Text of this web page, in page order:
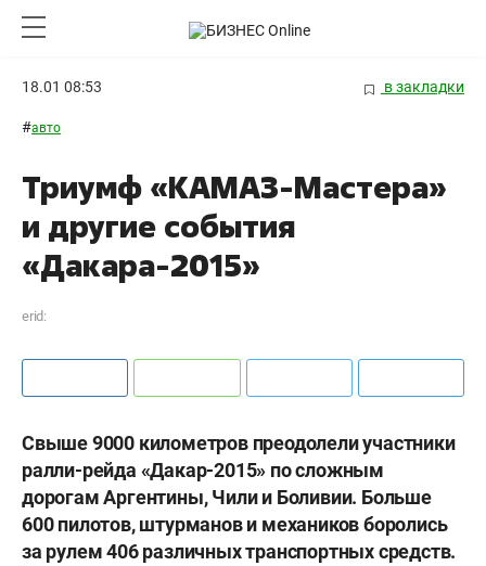
18.01 08:53 в закладки
#авто
Триумф «КАМАЗ-Мастера»
и другие события
«Дакара-2015»
erid:
Свыше 9000 километров преодолели участники
ралли-рейда «Дакар-2015» по сложным
дорогам Аргентины, Чили и Боливии. Больше
600 пилотов, штурманов и механиков боролись
за рулем 406 различных транспортных средств.